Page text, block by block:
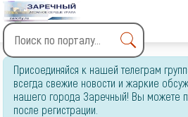
Type 2 or more characters
for results.
Присоединяйся к нашей телеграм
всегда свежие новости и жаркие
нашего города Заречный! Вы можете
после регистрации.